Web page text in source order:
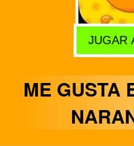
JUGAR
ME GUSTA